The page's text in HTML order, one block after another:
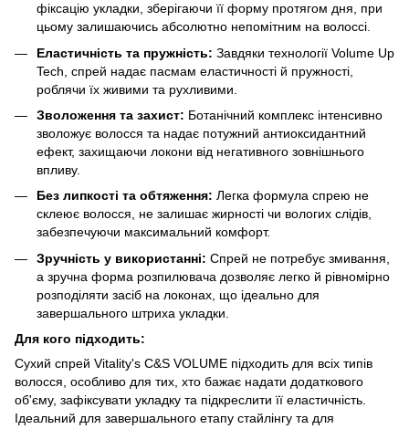
фіксацію укладки, зберігаючи її форму протягом дня, при
цьому залишаючись абсолютно непомітним на волоссі.
Еластичність та пружність: Завдяки технології Volume Up
Tech, спрей надає пасмам еластичності й пружності,
роблячи їх живими та рухливими.
Зволоження та захист: Ботанічний комплекс інтенсивно
зволожує волосся та надає потужний антиоксидантний
ефект, захищаючи локони від негативного зовнішнього
впливу.
Без липкості та обтяження: Легка формула спрею не
склеює волосся, не залишає жирності чи вологих слідів,
забезпечуючи максимальний комфорт.
Зручність у використанні: Спрей не потребує змивання,
а зручна форма розпилювача дозволяє легко й рівномірно
розподіляти засіб на локонах, що ідеально для
завершального штриха укладки.
Для кого підходить:
Сухий спрей Vitality's C&S VOLUME підходить для всіх типів
волосся, особливо для тих, хто бажає надати додаткового
об'єму, зафіксувати укладку та підкреслити її еластичність.
Ідеальний для завершального етапу стайлінгу та для